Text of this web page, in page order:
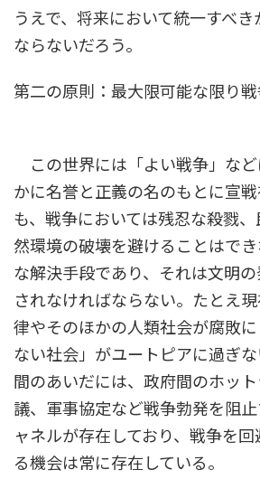
うえで、将来において統一すべ
ならないだろう。
第二の原則：最大限可能な限り
この世界には「よい戦争」な
かに名誉と正義の名のもとに宣
も、戦争においては残忍な殺戮
然環境の破壊を避けることはで
な解決手段であり、それは文明
されなければならない。たとえ
律やそのほかの人類社会が腐敗
ない社会」がユートピアに過ぎ
間のあいだには、政府間のホッ
議、軍事協定など戦争勃発を阻
ャネルが存在しており、戦争を
る機会は常に存在している。